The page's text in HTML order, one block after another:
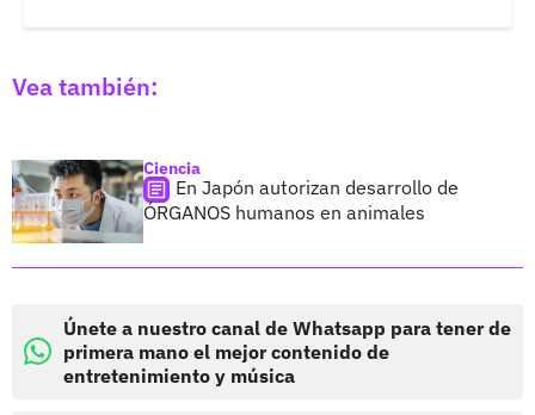
Vea también:
Ciencia
En Japón autorizan desarrollo de
ÓRGANOS humanos en animales
Únete a nuestro canal de Whatsapp para tener de
primera mano el mejor contenido de
entretenimiento y música